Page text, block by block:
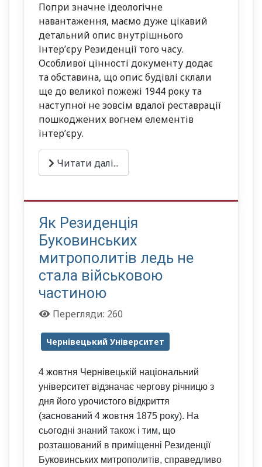
Попри значне ідеологічне
навантаження, маємо дуже цікавий
детальний опис внутрішнього
інтер’єру Резиденції того часу.
Особливої цінності документу додає
та обставина, що опис будівлі склали
ще до великої пожежі 1944 року та
наступної не зовсім вдалої реставрації
пошкоджених вогнем елементів
інтер’єру.
Читати далі...
Як Резиденція
Буковинських
митрополитів ледь не
стала військовою
частиною
Перегляди: 260
Чернівецький Університет
4 жовтня Чернівецькій національний
університет відзначає чергову річницю з
дня його урочистого відкриття
(заснований 4 жовтня 1875 року). На
сьогодні знаний також і тим, що
розташований в приміщенні Резиденції
Буковинських митрополитів, справедливо